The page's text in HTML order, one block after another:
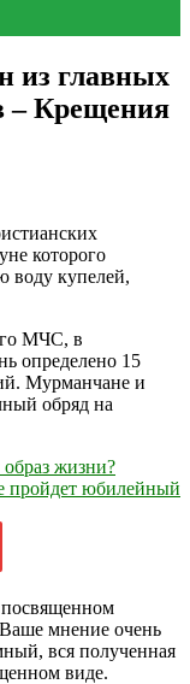
из главных
– Крещения
которого
воду купелей,
МЧС, в
определено 15
Мурманчане и
обряд на
жизни?
пройдет юбилейный
посвященном
мнение очень
вся полученная
виде.